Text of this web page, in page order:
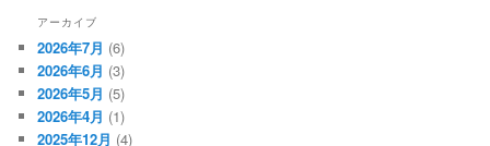
アーカイブ
2026年7月 (6)
2026年6月 (3)
2026年5月 (5)
2026年4月 (1)
2025年12月 (4)